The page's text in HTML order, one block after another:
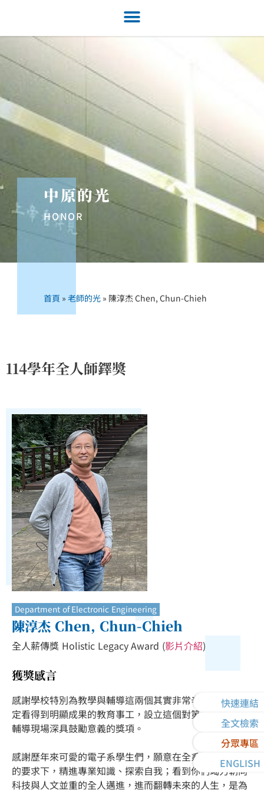
快速連結
全文檢索
分眾專區
ENGLISH
中原的光
HONOR
首頁 »老師的光 » 陳淳杰 Chen, Chun-Chieh
114學年全人師鐸獎
Department of Electronic Engineering
陳淳杰 Chen, Chun-Chieh
全人薪傳獎 Holistic Legacy Award (影片介紹)
獲獎感言
感謝學校特別為教學與輔導這兩個其實非常辛苦、卻不一
定看得到明顯成果的教育事工，設立這個對第一線教學、
輔導現場深具鼓勵意義的獎項。
感謝歷年來可愛的電子系學生們，願意在全系老師們嚴格
的要求下，精進專業知識、探索自我；看到你們竭力朝向
科技與人文並重的全人邁進，進而翻轉未來的人生，是為